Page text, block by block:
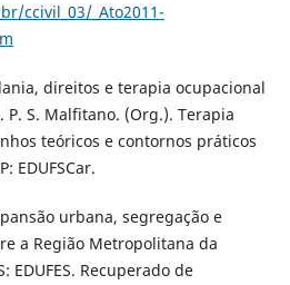
ccivil_03/_Ato2011-
direitos e terapia ocupacional
P. S. Malfitano. (Org.). Terapia
teóricos e contornos práticos
EDUFSCar.
urbana, segregação e
a Região Metropolitana da
EDUFES. Recuperado de